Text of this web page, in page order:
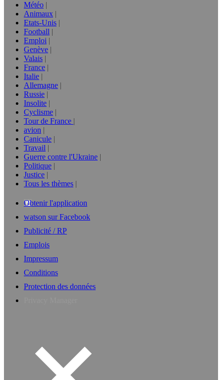
Météo
Animaux
Etats-Unis
Football
Emploi
Genève
Valais
France
Italie
Allemagne
Russie
Insolite
Cyclisme
Tour de France
avion
Canicule
Travail
Guerre contre l'Ukraine
Politique
Justice
Tous les thèmes
Obtenir l'application
watson sur Facebook
Publicité / RP
Emplois
Impressum
Conditions
Protection des données